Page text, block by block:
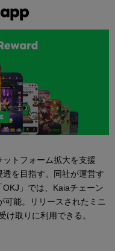
トフォーム拡大を支援
を目指す。同社が運営す
」では、Kaiaチェーン
可能。リリースされたミニ
け取りに利用できる。